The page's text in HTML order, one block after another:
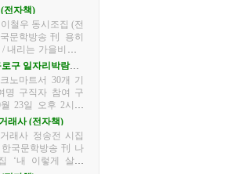
인간의 심리 상태
들의 사건에서 교
자로 표현한 것이
있습니다. 고사 성...
전자책)
철우 동시조집 (전
문학방송 刊 용히
내리는 가을비에 //
들을 / 풀어서 놓
산이 / 색동옷으로
있었다― <서시> -
로구 일자리박람
노마트서 30개 기
구직자 참여 구
23일 오후 2시부
크노마트 그랜드
년 구로구 일자
개최한다. 구직자
한 고용정보와 취
래사 (전자책)
래사 정송전 시집
국문학방송 刊 나
‘내 이렇게 살다